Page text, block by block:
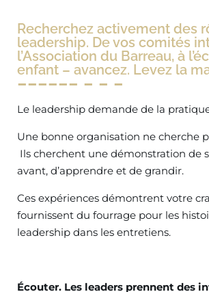
Recherchez activement des
leadership. De vos comités
l’Association du Barreau, à
enfant – avancez. Levez la
Le leadership demande de la
Une bonne organisation ne cherche
Ils cherchent une démonstration de
avant, d’apprendre et de grandir.
Ces expériences démontrent votre
fournissent du fourrage pour les
leadership dans les entretiens.
Écouter. Les leaders prennent des